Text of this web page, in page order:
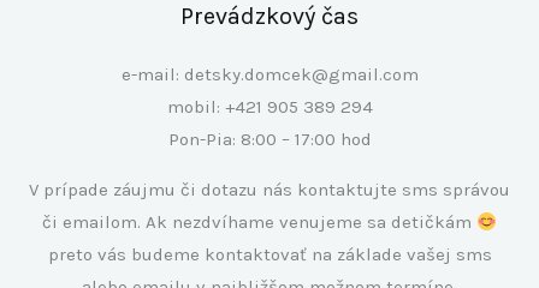
Prevádzkový čas
e-mail: detsky.domcek@gmail.com
mobil: +421 905 389 294
Pon-Pia: 8:00 – 17:00 hod
V prípade záujmu či dotazu nás kontaktujte sms správou
či emailom. Ak nezdvíhame venujeme sa detičkám
preto vás budeme kontaktovať na základe vašej sms